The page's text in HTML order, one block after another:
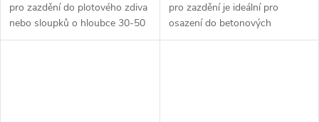
pro zazdění do plotového zdiva
nebo sloupků o hloubce 30-50
cm. Určena zejména do tzv....
pro zazdění je ideální pro
osazení do betonových
tvarovek tl. 20cm od firmy